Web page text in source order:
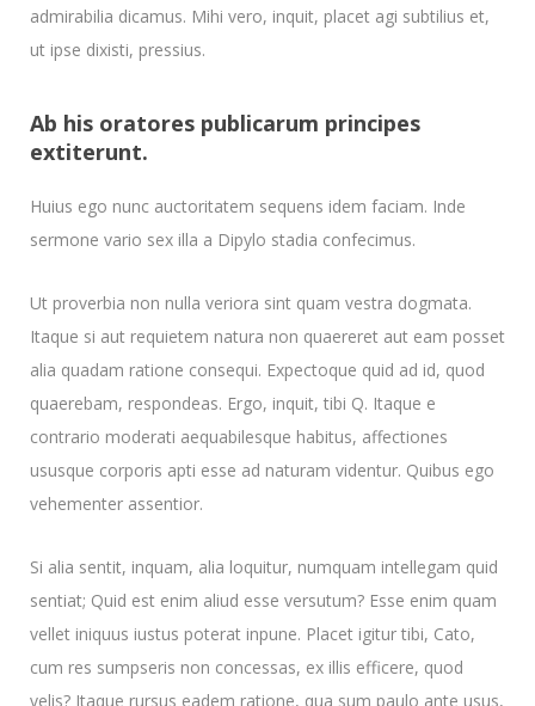
admirabilia dicamus. Mihi vero, inquit, placet agi subtilius et,
ut ipse dixisti, pressius.
Ab his oratores publicarum principes
extiterunt.
Huius ego nunc auctoritatem sequens idem faciam. Inde
sermone vario sex illa a Dipylo stadia confecimus.
Ut proverbia non nulla veriora sint quam vestra dogmata.
Itaque si aut requietem natura non quaereret aut eam posset
alia quadam ratione consequi. Expectoque quid ad id, quod
quaerebam, respondeas. Ergo, inquit, tibi Q. Itaque e
contrario moderati aequabilesque habitus, affectiones
ususque corporis apti esse ad naturam videntur. Quibus ego
vehementer assentior.
Si alia sentit, inquam, alia loquitur, numquam intellegam quid
sentiat; Quid est enim aliud esse versutum? Esse enim quam
vellet iniquus iustus poterat inpune. Placet igitur tibi, Cato,
cum res sumpseris non concessas, ex illis efficere, quod
velis? Itaque rursus eadem ratione, qua sum paulo ante usus,